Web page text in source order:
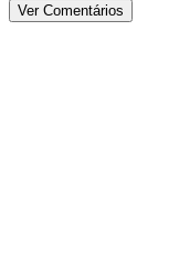
Ver Comentários